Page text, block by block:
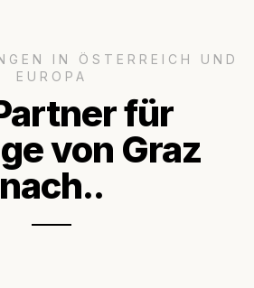
IN ÖSTERREICH UND
EUROPA
für
von Graz
nach..